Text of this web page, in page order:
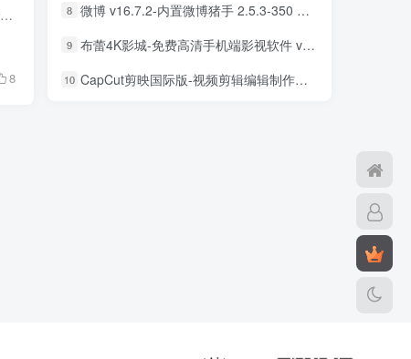
傲软录屏(ApowerREC)是一款屏幕录像软件，傲软屏幕录屏工具可以录屏幕任何区域及编辑视频，支持任务录制，可根据需要设置开始与停止录制时间，创建计划任务后，傲软录屏将在特定时间自动录制电...
8
8 微博 v16.7.2-内置微博猪手 2.5.3-350 去广告净化模块-支持安卓15
9 布蕾4K影城-免费高清手机端影视软件 v3.5.1 去广告纯净版
10 CapCut剪映国际版-视频剪辑编辑制作工具 v18.8.0 解锁专业版